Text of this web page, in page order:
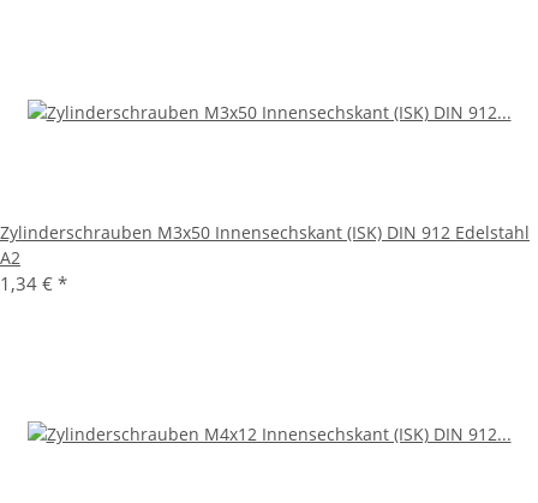
Zylinderschrauben M3x50 Innensechskant (ISK) DIN 912 Edelstahl
A2
1,34 € *